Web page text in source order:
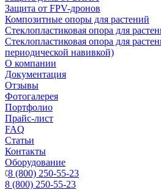
Защита от FPV-дронов
Композитные опоры для растений
Стеклопластиковая опора для
Стеклопластиковая опора для
периодической навивкой)
О компании
Документация
Отзывы
Фотогалерея
Портфолио
Прайс-лист
FAQ
Статьи
Контакты
Оборудование
8 (800) 250-55-23
8 (800) 250-55-23